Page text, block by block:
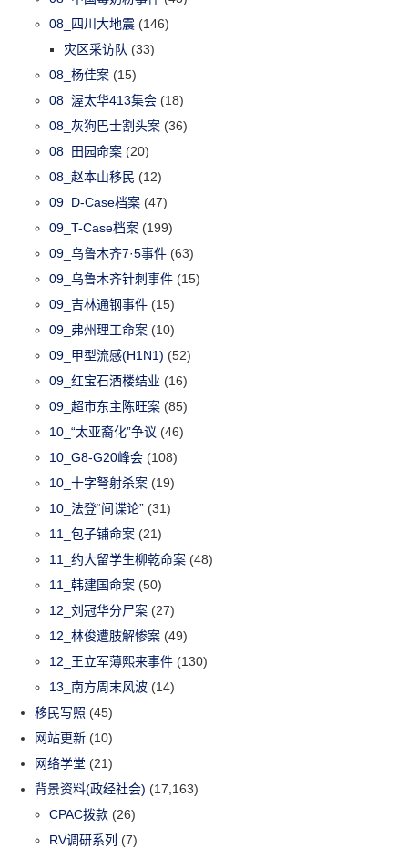
08_四川大地震 (146)
灾区采访队 (33)
08_杨佳案 (15)
08_渥太华413集会 (18)
08_灰狗巴士割头案 (36)
08_田园命案 (20)
08_赵本山移民 (12)
09_D-Case档案 (47)
09_T-Case档案 (199)
09_乌鲁木齐7·5事件 (63)
09_乌鲁木齐针刺事件 (15)
09_吉林通钢事件 (15)
09_弗州理工命案 (10)
09_甲型流感(H1N1) (52)
09_红宝石酒楼结业 (16)
09_超市东主陈旺案 (85)
10_“太亚裔化”争议 (46)
10_G8-G20峰会 (108)
10_十字弩射杀案 (19)
10_法登“间谍论” (31)
11_包子铺命案 (21)
11_约大留学生柳乾命案 (48)
11_韩建国命案 (50)
12_刘冠华分尸案 (27)
12_林俊遭肢解惨案 (49)
12_王立军薄熙来事件 (130)
13_南方周末风波 (14)
移民写照 (45)
网站更新 (10)
网络学堂 (21)
背景资料(政经社会) (17,163)
CPAC拨款 (26)
RV调研系列 (7)